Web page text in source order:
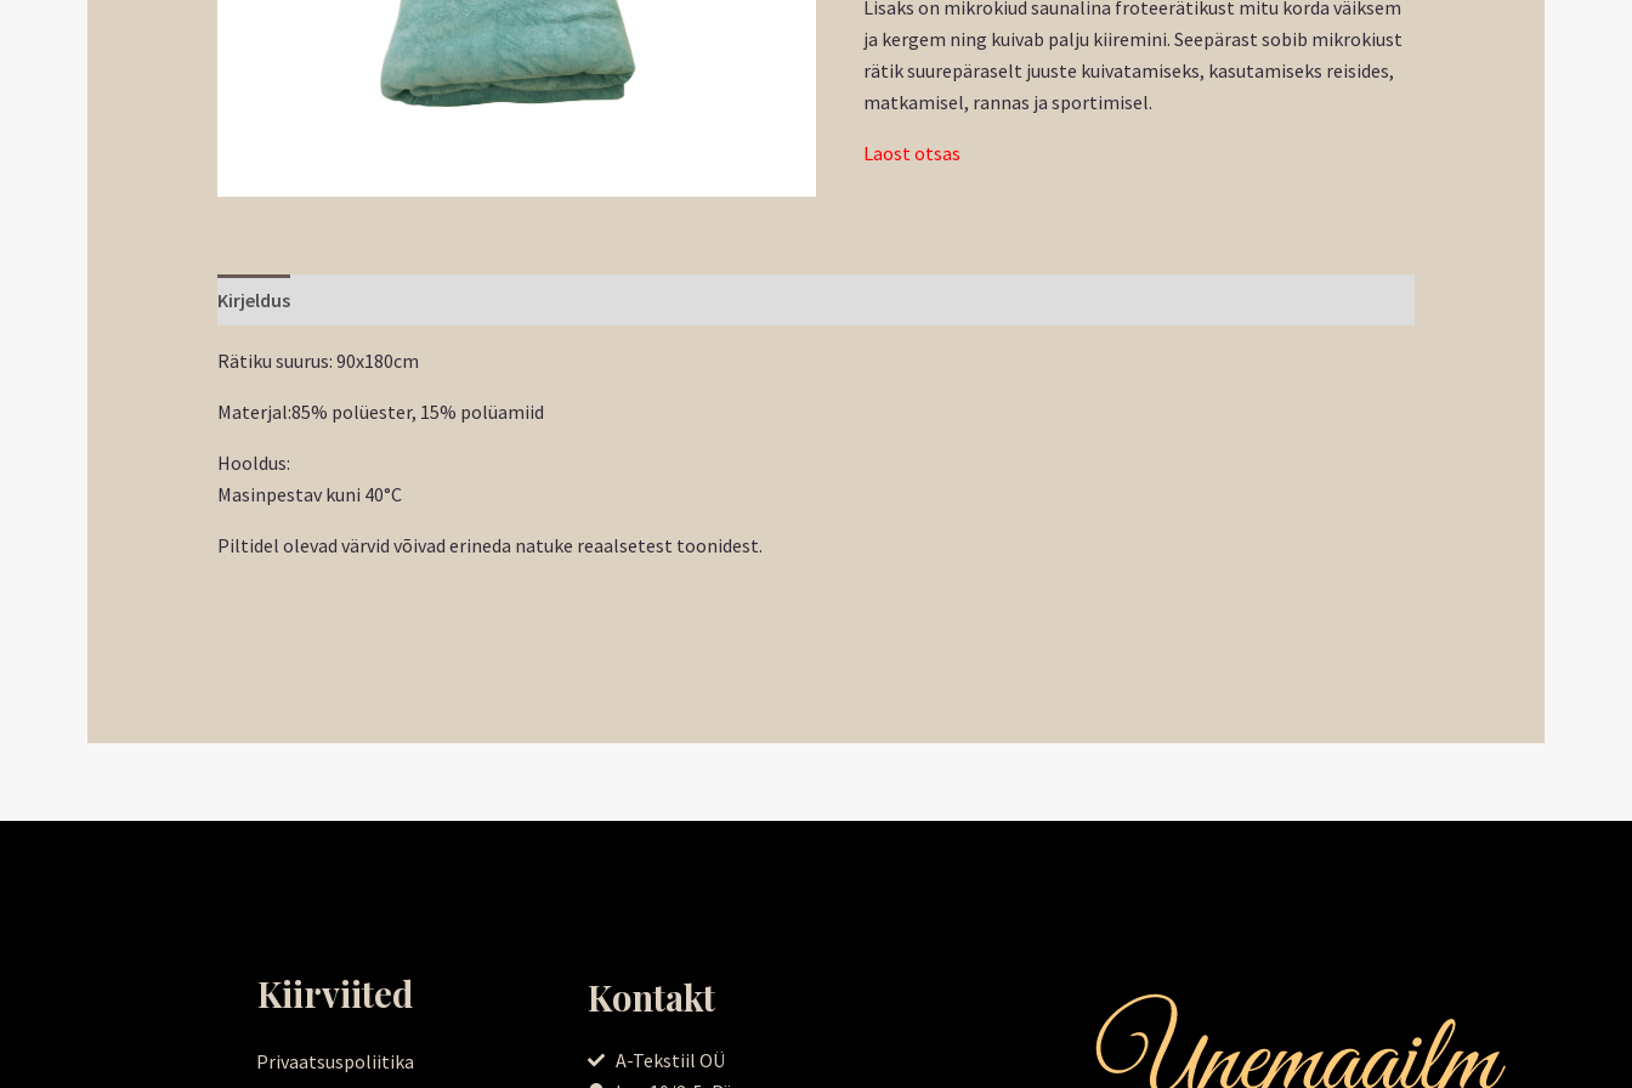
Lisaks on mikrokiud saunalina froteerätikust mitu korda väiksem
ja kergem ning kuivab palju kiiremini. Seepärast sobib mikrokiust
rätik suurepäraselt juuste kuivatamiseks, kasutamiseks reisides,
matkamisel, rannas ja sportimisel.
Laost otsas
Kirjeldus
Rätiku suurus: 90x180cm
Materjal:85% polüester, 15% polüamiid
Hooldus:
Masinpestav kuni 40°C
Piltidel olevad värvid võivad erineda natuke reaalsetest toonidest.
Kiirviited
Privaatsuspoliitika
Kontakt
A-Tekstiil OÜ